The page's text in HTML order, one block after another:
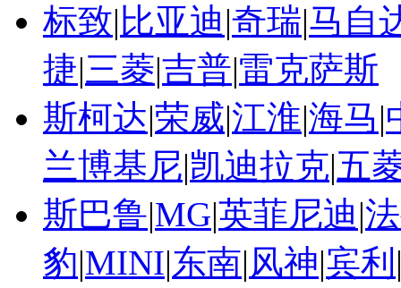
标致| 比亚迪|奇瑞|马自
捷|三菱|吉普|雷克萨斯
斯柯达|荣威|江淮|海马|
兰博基尼|凯迪拉克|五
斯巴鲁|MG|英菲尼迪|
豹|MINI|东南|风神|宾利